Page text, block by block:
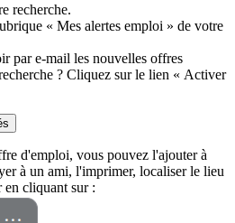
recherche.
« Mes alertes emploi » de votre
par e-mail les nouvelles offres
? Cliquez sur le lien « Activer
d'emploi, vous pouvez l'ajouter à
à un ami, l'imprimer, localiser le lieu
en cliquant sur :